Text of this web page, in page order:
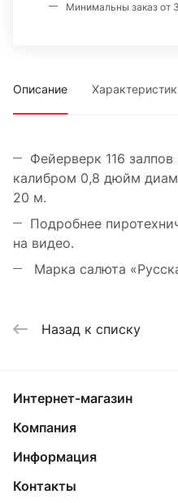
Минимальны заказ от
Описание
Фейерверк 116
калибром 0,8 дюйм
20 м.
Подробнее
на видео.
Марка салюта
Назад к списку
Интернет-магазин
Компания
Информация
Контакты